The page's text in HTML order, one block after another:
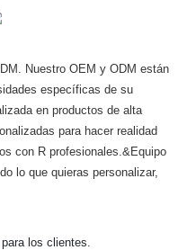
Nuestro OEM y ODM están
específicas de su
en productos de alta
para hacer realidad
con R profesionales.&Equipo
lo que quieras personalizar,
los clientes.